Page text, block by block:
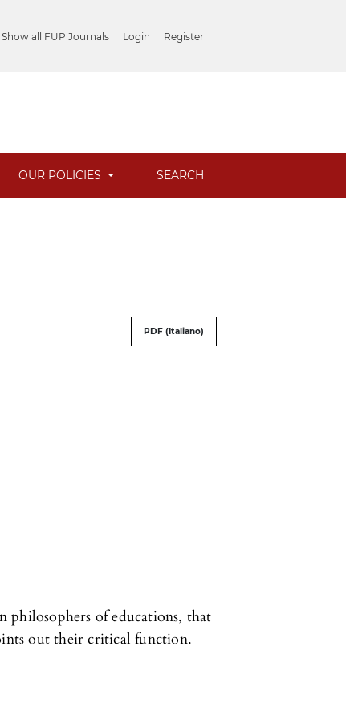
Show all FUP Journals Login Register
OUR POLICIES SEARCH
PDF (Italiano)
philosophers of educations, that
out their critical function.